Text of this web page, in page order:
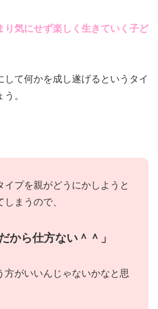
り気にせず楽しく生きていく 子ど
して何かを成し遂げるというタイ
。
イプを親がどうにかしようと
まうので、
から仕方ない＾＾」
方がいいんじゃないかなと思